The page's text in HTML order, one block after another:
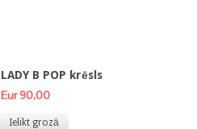
LADY B POP krēsls
Eur 90,00
Ielikt grozā